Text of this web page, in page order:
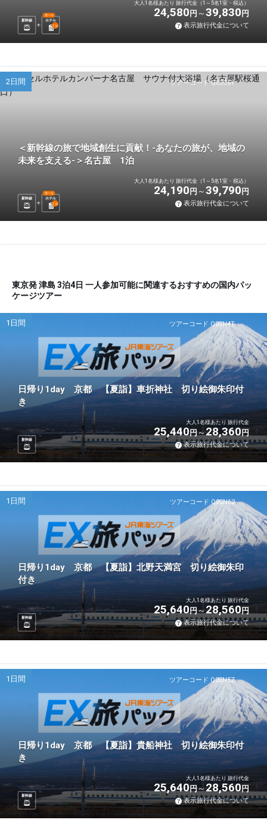
新幹線 ホテル
選べる
1 泊
大人1名様あたり 旅行代金（1～5名1室・税込）
24,580 円 39,830 円
表示旅行代金について
ツアーコード Q02C5Y
2日間
＜新幹線の旅で地域創生に貢献！-あなたの旅が、地域の
未来を支える-＞名古屋 1泊
新幹線 ホテル
選べる
1 泊
大人1名様あたり 旅行代金（1～5名1室・税込）
24,190 円 39,790 円
表示旅行代金について
東京発 津島 3泊4日 一人参加可能に関連するおすすめの国内パッ
ケージツアー
ツアーコード Q02N4T
1日間
日帰り1day 京都 【夏詣】車折神社 切り絵御朱印付
き
新幹線
大人1名様あたり 旅行代金
25,440円 28,360円
表示旅行代金について
ツアーコード Q02N62
1日間
日帰り1day 京都 【夏詣】北野天満宮 切り絵御朱印
付き
新幹線
大人1名様あたり 旅行代金
25,640円 28,560円
表示旅行代金について
ツアーコード Q02N5Z
1日間
日帰り1day 京都 【夏詣】貴船神社 切り絵御朱印付
き
新幹線
大人1名様あたり 旅行代金
25,640円 28,560円
表示旅行代金について